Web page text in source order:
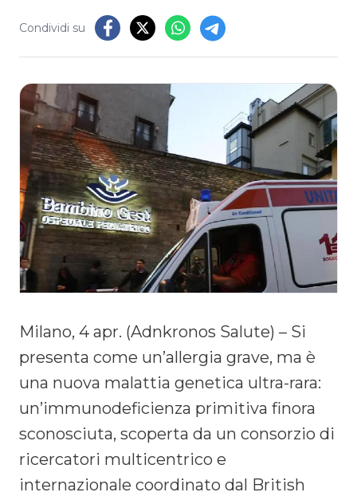
Condividi su
Milano, 4 apr. (Adnkronos Salute) – Si
presenta come un’allergia grave, ma è
una nuova malattia genetica ultra-rara:
un’immunodeficienza primitiva finora
sconosciuta, scoperta da un consorzio di
ricercatori multicentrico e
internazionale coordinato dal British